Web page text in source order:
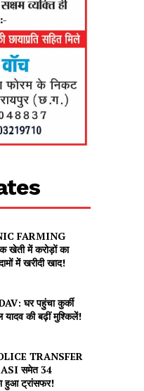
FARMING
खेती में करोड़ों का
में खरीदी खाद!
घर पहुंचा कुर्की
यादव की बढ़ीं मुश्किलें!
TRANSFER
समेत 34
हुआ ट्रांसफर!